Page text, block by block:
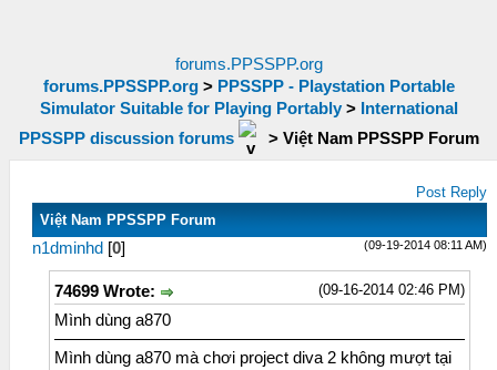
forums.PPSSPP.org
forums.PPSSPP.org> PPSSPP - Playstation Portable
Simulator Suitable for Playing Portably> International
PPSSPP discussion forums
> Việt Nam PPSSPP Forum
Post Reply
Việt Nam PPSSPP Forum
(09-19-2014 08:11 AM)
n1dminhd [0]
(09-16-2014 02:46 PM)
74699 Wrote:
Mình dùng a870
Mình dùng a870 mà chơi project diva 2 không mượt tại